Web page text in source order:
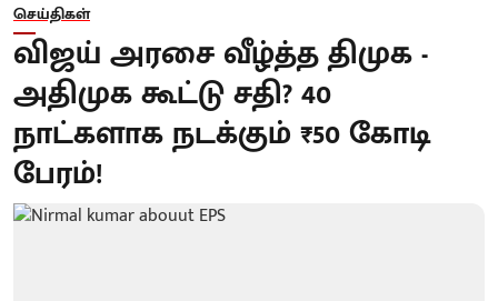
செய்திகள்
விஜய் அரசை வீழ்த்த திமுக -
அதிமுக கூட்டு சதி? 40
நாட்களாக நடக்கும் ₹50 கோடி
பேரம்!